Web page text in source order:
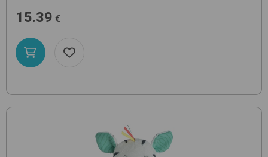
15.39 €